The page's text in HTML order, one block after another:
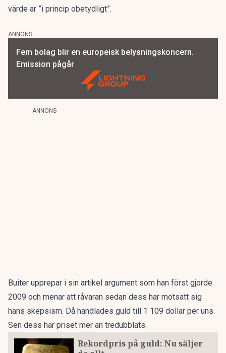
värde är ”i princip obetydligt”.
ANNONS
Fem bolag blir en europeisk belysningskoncern.
Emission pågår
ANNONS
Buiter upprepar i sin artikel argument som han först gjorde
2009 och menar att råvaran sedan dess har motsatt sig
hans skepsism. Då handlades guld till 1 109 dollar per uns.
Sen dess har priset mer än tredubblats.
Rekordpris på guld: Nu säljer